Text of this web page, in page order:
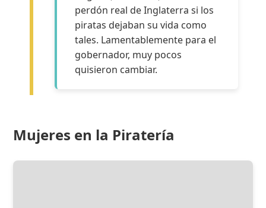
perdón real de Inglaterra si los
piratas dejaban su vida como
tales. Lamentablemente para el
gobernador, muy pocos
quisieron cambiar.
Mujeres en la Piratería